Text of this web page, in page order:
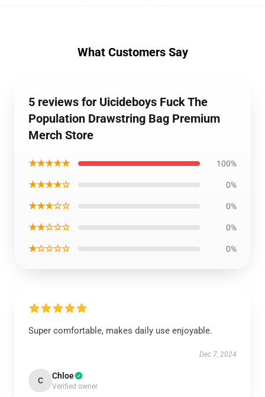
What Customers Say
5 reviews for Uicideboys Fuck The
Population Drawstring Bag Premium
Merch Store
★★★★★ 100%
★★★★☆ 0%
★★★☆☆ 0%
★★☆☆☆ 0%
★☆☆☆☆ 0%
Super comfortable, makes daily use enjoyable.
Dec 7, 2024
C Chloe
Verified owner